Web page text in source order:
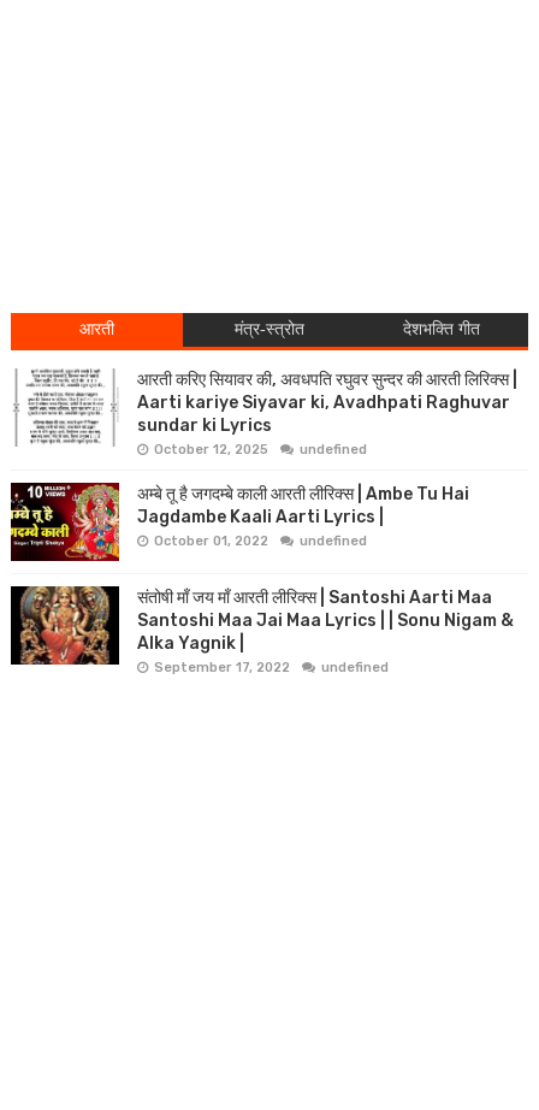
आरती मंत्र-स्त्रोत देशभक्ति गीत
आरती करिए सियावर की, अवधपति रघुवर सुन्दर की आरती लिरिक्स |
Aarti kariye Siyavar ki, Avadhpati Raghuvar
sundar ki Lyrics
October 12, 2025 undefined
अम्बे तू है जगदम्बे काली आरती लीरिक्स | Ambe Tu Hai
Jagdambe Kaali Aarti Lyrics |
October 01, 2022 undefined
संतोषी माँ जय माँ आरती लीरिक्स | Santoshi Aarti Maa
Santoshi Maa Jai Maa Lyrics | | Sonu Nigam &
Alka Yagnik |
September 17, 2022 undefined